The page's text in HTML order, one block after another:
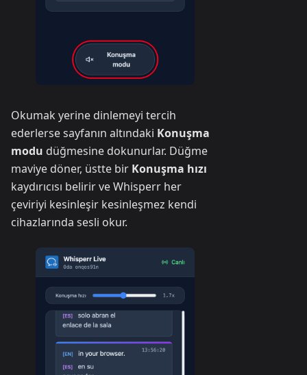
Okumak yerine dinlemeyi tercih
ederlerse sayfanın altındaki Konuşma
modu düğmesine dokunurlar. Düğme
maviye döner, üstte bir Konuşma hızı
kaydırıcısı belirir ve Whisperr her
çeviriyi kesinleşir kesinleşmez kendi
cihazlarında sesli okur.